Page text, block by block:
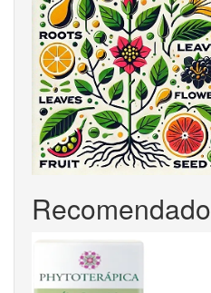
Recomendado